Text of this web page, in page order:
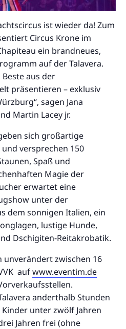
ist wieder da! Zum
Circus Krone im
ein brandneues,
auf der Talavera.
aus der
präsentieren – exklusiv
sagen Jana
Martin Lacey jr.
sich großartige
versprechen 150
Spaß und
Magie der
erwartet eine
unter der
dem sonnigen Italien, ein
lustige Hunde,
Dschigiten-Reitakrobatik.
unverändert zwischen 16
aufwww.eventim.de
anderthalb Stunden
unter zwölf Jahren
Jahren frei (ohne